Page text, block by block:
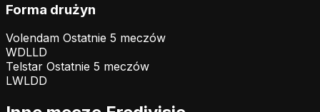
Forma drużyn
Volendam Ostatnie 5 meczów
WDLLD
Telstar Ostatnie 5 meczów
LWLDD